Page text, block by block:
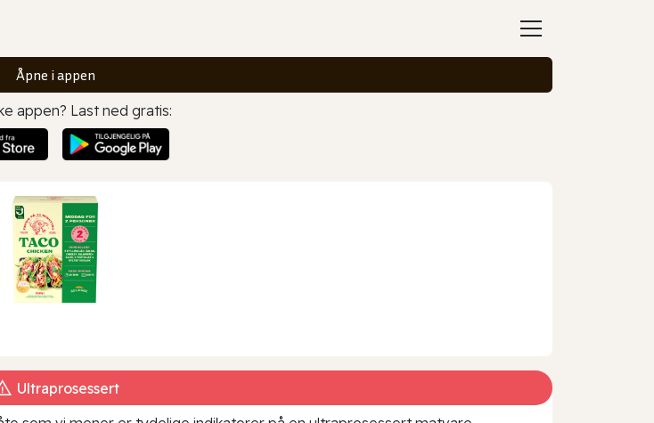
Åpne i appen
appen? Last ned gratis:
Ultraprosessert